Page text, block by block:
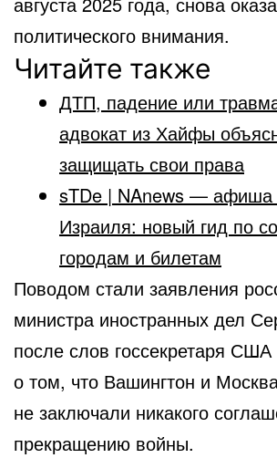
политического внимания.
Читайте также
ДТП, падение или
адвокат из Хайфы
защищать свои права
sTDe | NAnews — афиша
Израиля: новый гид по
городам и билетам
Поводом стали заявления
министра иностранных дел
после слов госсекретаря
о том, что Вашингтон и
не заключали никакого
прекращению войны.